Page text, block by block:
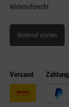
Versand Zahlung
Widerrufsrecht
Widerruf starten